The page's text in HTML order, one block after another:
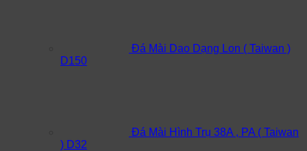
Đá Mài Dao Dạng Lon ( Taiwan )
D150
Đá Mài Hình Trụ 38A , PA ( Taiwan
) D32